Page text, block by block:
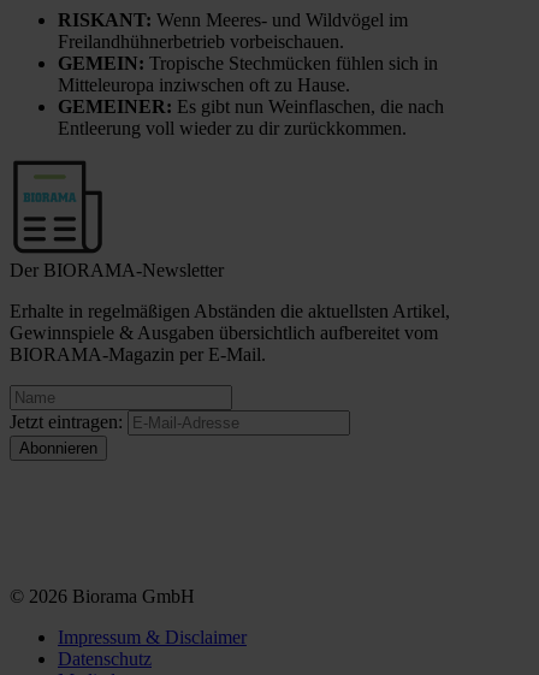
RISKANT: Wenn Meeres- und Wildvögel im
Freilandhühnerbetrieb vorbeischauen.
GEMEIN: Tropische Stechmücken fühlen sich in
Mitteleuropa inziwschen oft zu Hause.
GEMEINER: Es gibt nun Weinflaschen, die nach
Entleerung voll wieder zu dir zurückkommen.
Der BIORAMA-Newsletter
Erhalte in regelmäßigen Abständen die aktuellsten Artikel,
Gewinnspiele & Ausgaben übersichtlich aufbereitet vom
BIORAMA-Magazin per E-Mail.
Jetzt eintragen:
© 2026 Biorama GmbH
Impressum & Disclaimer
Datenschutz